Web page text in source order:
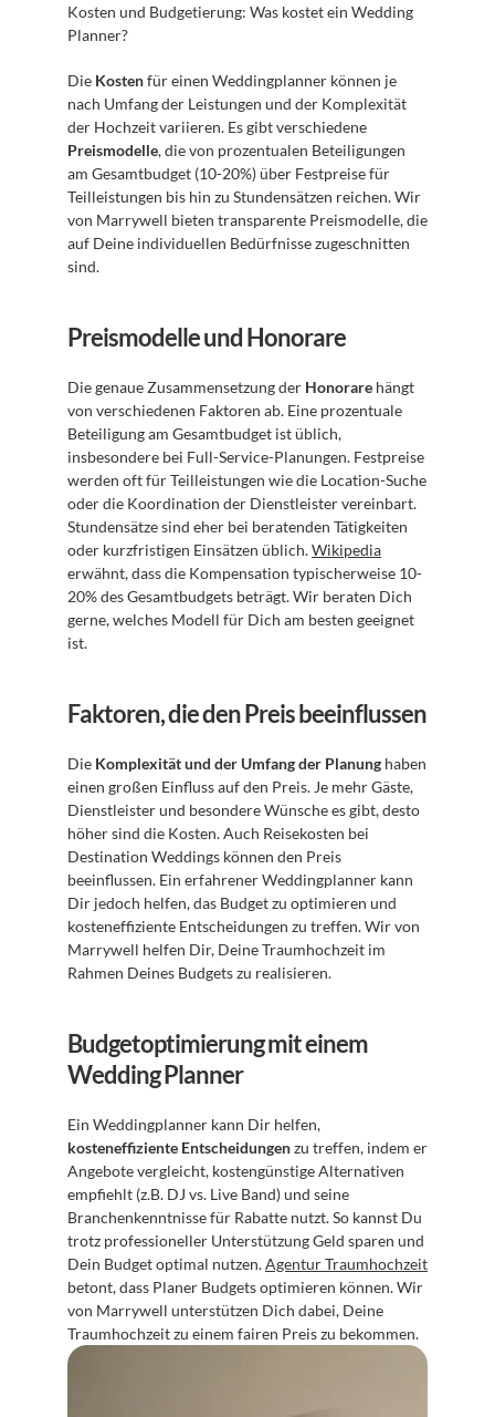
Kosten und Budgetierung: Was kostet ein Wedding
Planner?
Die Kosten für einen Weddingplanner können je
nach Umfang der Leistungen und der Komplexität
Preismodelle, die von prozentualen Beteiligungen
am Gesamtbudget (10-20%) über Festpreise für
Teilleistungen bis hin zu Stundensätzen reichen. Wir
von Marrywell bieten transparente Preismodelle, die
auf Deine individuellen Bedürfnisse zugeschnitten
sind.
Preismodelle und Honorare
Die genaue Zusammensetzung der Honorare hängt
von verschiedenen Faktoren ab. Eine prozentuale
Beteiligung am Gesamtbudget ist üblich,
insbesondere bei Full-Service-Planungen. Festpreise
werden oft für Teilleistungen wie die Location-Suche
oder die Koordination der Dienstleister vereinbart.
Stundensätze sind eher bei beratenden Tätigkeiten
oder kurzfristigen Einsätzen üblich. Wikipedia
erwähnt, dass die Kompensation typischerweise 10-
20% des Gesamtbudgets beträgt. Wir beraten Dich
gerne, welches Modell für Dich am besten geeignet
ist.
Faktoren, die den Preis beeinflussen
Die Komplexität und der Umfang der Planung haben
einen großen Einfluss auf den Preis. Je mehr Gäste,
Dienstleister und besondere Wünsche es gibt, desto
höher sind die Kosten. Auch Reisekosten bei
Destination Weddings können den Preis
beeinflussen. Ein erfahrener Weddingplanner kann
Dir jedoch helfen, das Budget zu optimieren und
kosteneffiziente Entscheidungen zu treffen. Wir von
Marrywell helfen Dir, Deine Traumhochzeit im
Rahmen Deines Budgets zu realisieren.
Budgetoptimierung mit einem
Wedding Planner
kosteneffiziente Entscheidungen zu treffen, indem er
Angebote vergleicht, kostengünstige Alternativen
empfiehlt (z.B. DJ vs. Live Band) und seine
Branchenkenntnisse für Rabatte nutzt. So kannst Du
trotz professioneller Unterstützung Geld sparen und
Dein Budget optimal nutzen. Agentur Traumhochzeit
betont, dass Planer Budgets optimieren können. Wir
von Marrywell unterstützen Dich dabei, Deine
Traumhochzeit zu einem fairen Preis zu bekommen.